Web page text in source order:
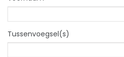
Tussenvoegsel(s)